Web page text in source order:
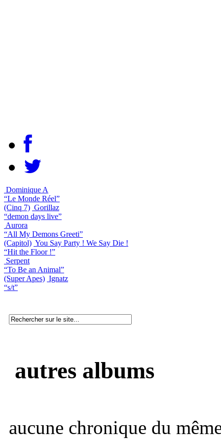
Dominique A
“Le Monde Réel”
(Cinq 7) Gorillaz
“demon days live”
Aurora
“All My Demons Greeti”
(Capitol) You Say Party ! We Say Die !
“Hit the Floor !”
Serpent
“To Be an Animal”
(Super Apes) Ignatz
“s/t”
autres albums
aucune chronique du